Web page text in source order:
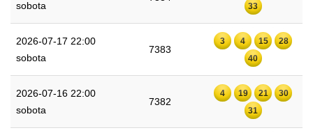
sobota 33
2026-07-17 22:00
sobota
7383
3 4 15
28
40
2026-07-16 22:00
sobota
7382
4 19 21
30
31